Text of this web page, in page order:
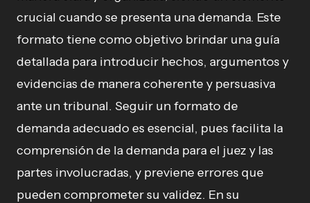
crucial cuando se presenta una demanda. Este
formato tiene como objetivo brindar una guía
detallada para introducir hechos, argumentos y
evidencias de manera coherente y persuasiva
ante un tribunal. Seguir un formato de
demanda adecuado es esencial, pues facilita la
comprensión de la demanda para el juez y las
partes involucradas, y previene errores que
pueden comprometer su validez. En su